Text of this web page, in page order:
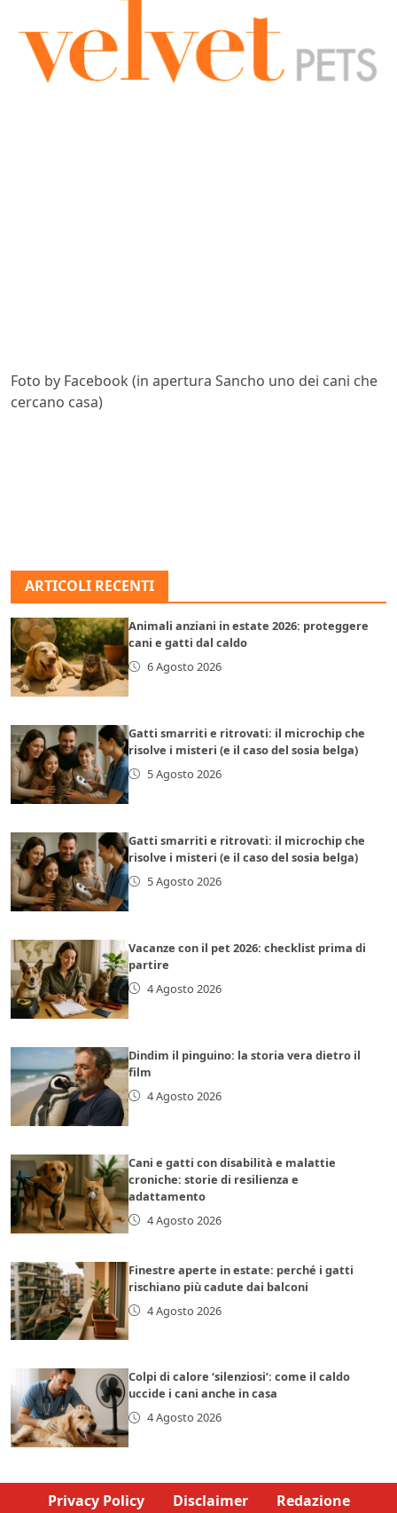
Foto by Facebook (in apertura Sancho uno dei cani che
cercano casa)
ARTICOLI RECENTI
Animali anziani in estate 2026: proteggere
cani e gatti dal caldo
6 Agosto 2026
Gatti smarriti e ritrovati: il microchip che
risolve i misteri (e il caso del sosia belga)
5 Agosto 2026
Gatti smarriti e ritrovati: il microchip che
risolve i misteri (e il caso del sosia belga)
5 Agosto 2026
Vacanze con il pet 2026: checklist prima di
partire
4 Agosto 2026
Dindim il pinguino: la storia vera dietro il
film
4 Agosto 2026
Cani e gatti con disabilità e malattie
croniche: storie di resilienza e
adattamento
4 Agosto 2026
Finestre aperte in estate: perché i gatti
rischiano più cadute dai balconi
4 Agosto 2026
Colpi di calore ‘silenziosi’: come il caldo
uccide i cani anche in casa
4 Agosto 2026
Privacy Policy Disclaimer Redazione